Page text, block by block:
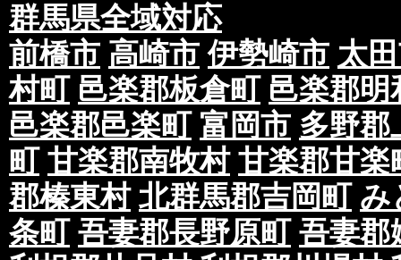
群馬県全域対応
前橋市 高崎市 伊勢崎市 太
村町 邑楽郡板倉町 邑楽郡明
邑楽郡邑楽町 富岡市 多野郡
町 甘楽郡南牧村 甘楽郡甘楽
郡榛東村 北群馬郡吉岡町 み
条町 吾妻郡長野原町 吾妻郡